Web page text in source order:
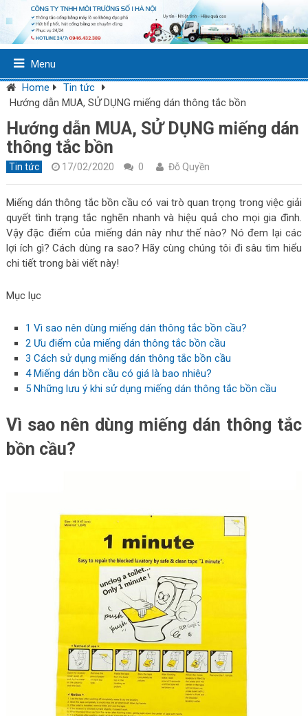
Menu
Home
Tin tức
Hướng dẫn MUA, SỬ DỤNG miếng dán thông tắc bồn
Hướng dẫn MUA, SỬ DỤNG miếng dán
thông tắc bồn
Tin tức 17/02/2020 0 Đỗ Quyền
Miếng dán thông tắc bồn cầu có vai trò quan trọng trong việc giải
quyết tình trạng tắc nghẽn nhanh và hiệu quả cho mọi gia đình.
Vậy đặc điểm của miếng dán này như thế nào? Nó đem lại các
lợi ích gì? Cách dùng ra sao? Hãy cùng chúng tôi đi sâu tìm hiểu
chi tiết trong bài viết này!
Mục lục
1 Vì sao nên dùng miếng dán thông tắc bồn cầu?
2 Ưu điểm của miếng dán thông tắc bồn cầu
3 Cách sử dụng miếng dán thông tắc bồn cầu
4Miếng dán bồn cầu có giá là bao nhiêu?
5 Những lưu ý khi sử dụng miếng dán thông tắc bồn cầu
Vì sao nên dùng miếng dán thông tắc
bồn cầu?